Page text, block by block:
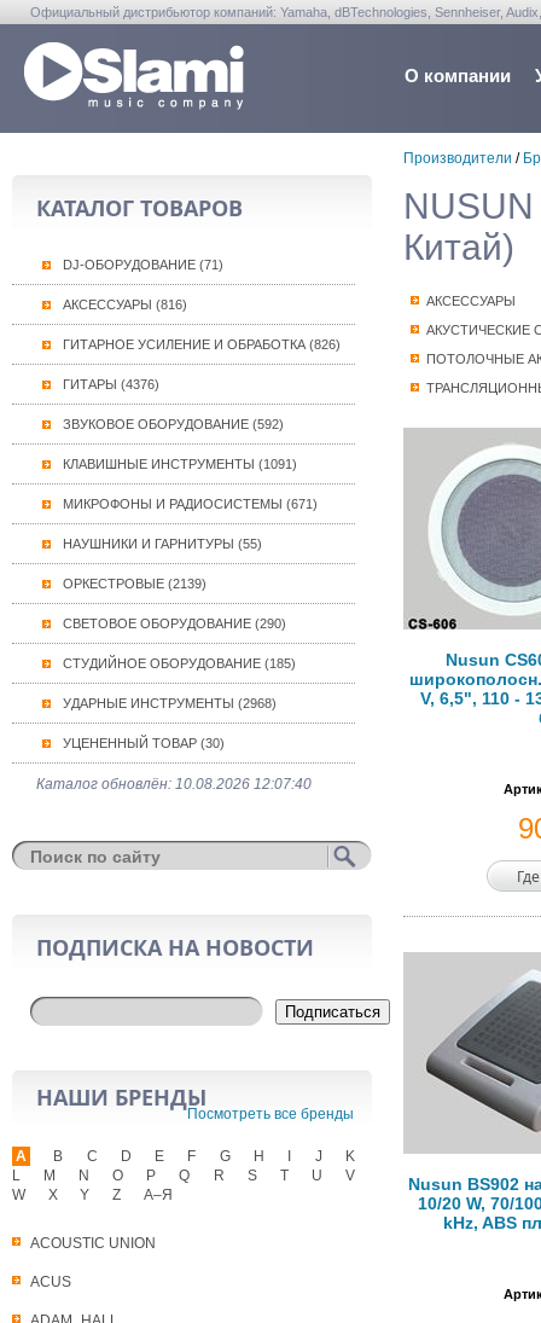
Официальный дистрибьютор компаний: Yamaha, dBTechnologies, Sennheiser,
О компании
КАТАЛОГ ТОВАРОВ
DJ-ОБОРУДОВАНИЕ (71)
АКСЕССУАРЫ (816)
ГИТАРНОЕ УСИЛЕНИЕ И ОБРАБОТКА (826)
ГИТАРЫ (4376)
ЗВУКОВОЕ ОБОРУДОВАНИЕ (592)
КЛАВИШНЫЕ ИНСТРУМЕНТЫ (1091)
МИКРОФОНЫ И РАДИОСИСТЕМЫ (671)
НАУШНИКИ И ГАРНИТУРЫ (55)
ОРКЕСТРОВЫЕ (2139)
СВЕТОВОЕ ОБОРУДОВАНИЕ (290)
СТУДИЙНОЕ ОБОРУДОВАНИЕ (185)
УДАРНЫЕ ИНСТРУМЕНТЫ (2968)
УЦЕНЕННЫЙ ТОВАР (30)
Каталог обновлён: 10.08.2026 12:07:40
ПОДПИСКА НА НОВОСТИ
Подписаться
НАШИ БРЕНДЫ
Посмотреть все бренды
A
ACOUSTIC UNION
ACUS
B C D E F G H J
K
L
M N O P Q R S T U
V
W
X Y Z А–Я
Производители /
Китай)
АКСЕССУАРЫ
АКУСТИЧЕСКИЕ
ПОТОЛОЧНЫЕ
Nusun
V, 6,5", 110 -
Nusun BS902
10/20 W, 70/
kHz, ABS